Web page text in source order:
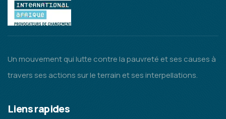
Un mouvement qui lutte contre la pauvreté et ses causes à
travers ses actions sur le terrain et ses interpellations.
Liens rapides